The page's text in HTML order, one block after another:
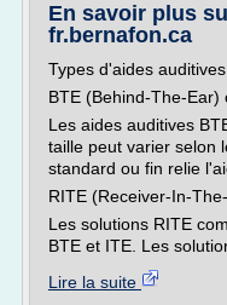
En savoir plus
fr.bernafon.ca
Types d'aides auditives
BTE (Behind-The-
Les aides auditives
taille peut varier selon
standard ou fin relie
RITE (Receiver-In-
Les solutions RITE
BTE et ITE. Les
Lire la suite